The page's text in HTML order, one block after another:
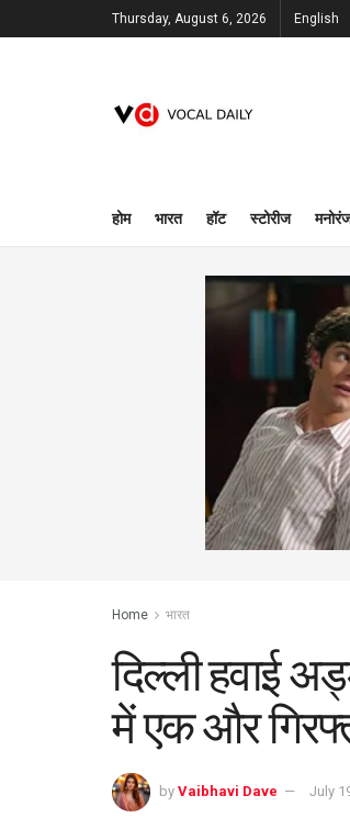
Thursday, August 6, 2026 English
होम भारत हॉट स्टोरीज
Home भारत
दिल्ली हवाई
में एक और
by Vaibhavi Dave July